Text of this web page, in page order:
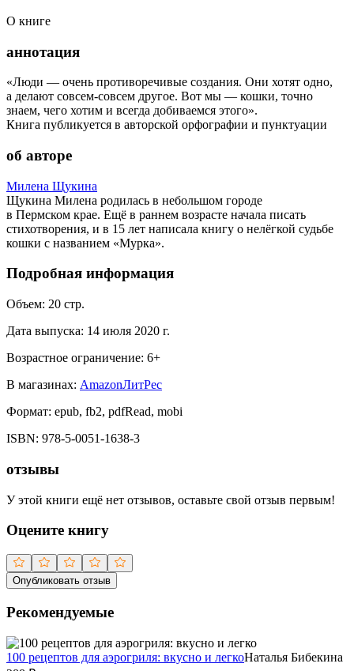
О книге
аннотация
«Люди — очень противоречивые создания. Они хотят одно,
а делают совсем-совсем другое. Вот мы — кошки, точно
знаем, чего хотим и всегда добиваемся этого».
Книга публикуется в авторской орфографии и пунктуации
об авторе
Милена Щукина
Щукина Милена родилась в небольшом городе
в Пермском крае. Ещё в раннем возрасте начала писать
стихотворения, и в 15 лет написала книгу о нелёгкой судьбе
кошки с названием «Мурка».
Подробная информация
Объем: 20 стр.
Дата выпуска: 14 июля 2020 г.
Возрастное ограничение: 6+
В магазинах: AmazonЛитРес
Формат: epub, fb2, pdfRead, mobi
ISBN: 978-5-0051-1638-3
отзывы
У этой книги ещё нет отзывов, оставьте свой отзыв первым!
Оцените книгу
Опубликовать отзыв
Рекомендуемые
100 рецептов для аэрогриля: вкусно и легкоНаталья Бибекина